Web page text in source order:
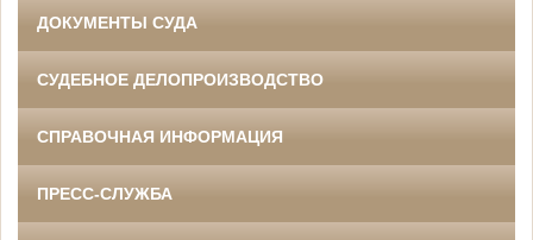
ДОКУМЕНТЫ СУДА
СУДЕБНОЕ ДЕЛОПРОИЗВОДСТВО
СПРАВОЧНАЯ ИНФОРМАЦИЯ
ПРЕСС-СЛУЖБА